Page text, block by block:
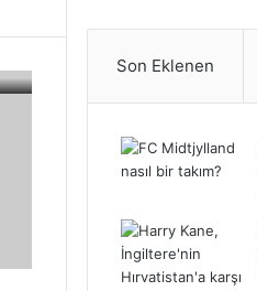
o
o
k
e
r
s
t
a
r
a
o
t
i
y
T
o
Son Eklenen